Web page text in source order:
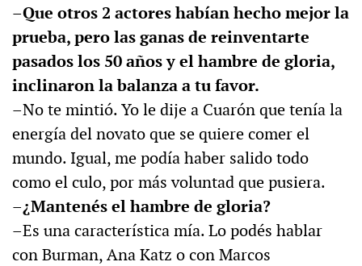
–Que otros 2 actores habían hecho mejor la
prueba, pero las ganas de reinventarte
pasados los 50 años y el hambre de gloria,
inclinaron la balanza a tu favor.
–No te mintió. Yo le dije a Cuarón que tenía la
energía del novato que se quiere comer el
mundo. Igual, me podía haber salido todo
como el culo, por más voluntad que pusiera.
–¿Mantenés el hambre de gloria?
–Es una característica mía. Lo podés hablar
con Burman, Ana Katz o con Marcos